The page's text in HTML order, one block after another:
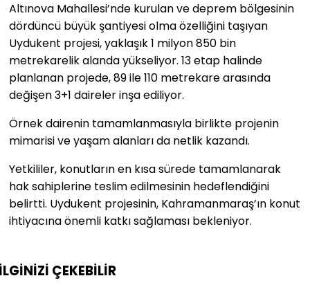
Altınova Mahallesi’nde kurulan ve deprem bölgesinin
dördüncü büyük şantiyesi olma özelliğini taşıyan
Uydukent projesi, yaklaşık 1 milyon 850 bin
metrekarelik alanda yükseliyor. 13 etap halinde
planlanan projede, 89 ile 110 metrekare arasında
değişen 3+1 daireler inşa ediliyor.
Örnek dairenin tamamlanmasıyla birlikte projenin
mimarisi ve yaşam alanları da netlik kazandı.
Yetkililer, konutların en kısa sürede tamamlanarak
hak sahiplerine teslim edilmesinin hedeflendiğini
belirtti. Uydukent projesinin, Kahramanmaraş’ın konut
ihtiyacına önemli katkı sağlaması bekleniyor.
ÇEKEBİLİR